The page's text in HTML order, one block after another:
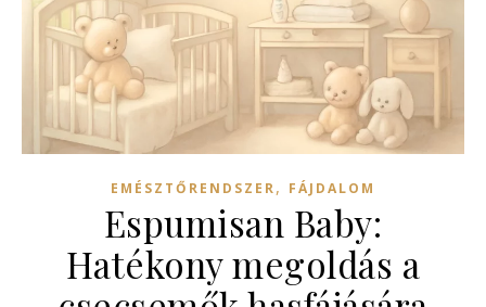
EMÉSZTŐRENDSZER, FÁJDALOM
Espumisan Baby:
Hatékony megoldás a